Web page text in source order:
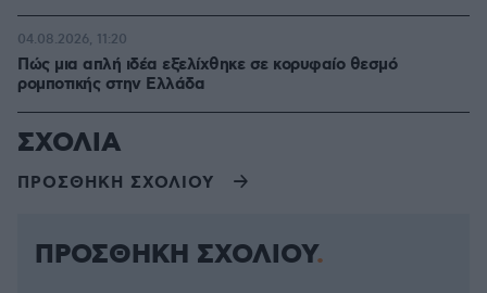
Πώς μια απλή ιδέα εξελίχθηκε σε κορυφαίο θεσμό
ρομποτικής στην Ελλάδα
04.08.2026, 11:20
ΣΧΟΛΙΑ
ΠΡΟΣΘΗΚΗ ΣΧΟΛΙΟΥ
ΠΡΟΣΘΗΚΗ ΣΧΟΛΙΟΥ